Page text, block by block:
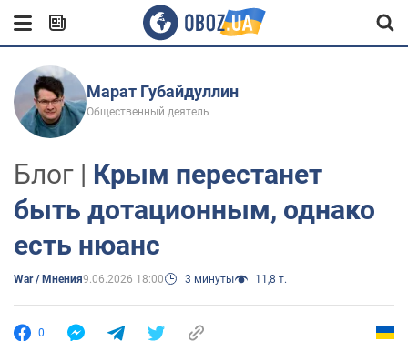
Марат Губайдуллин
Общественный деятель
Блог | Крым перестанет
быть дотационным, однако
есть нюанс
War / Мнения9.06.2026 18:00 3 минуты 11,8 т.
0